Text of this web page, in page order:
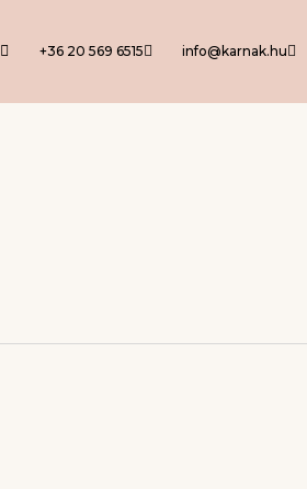
+36 20 569 6515 info@karnak.hu